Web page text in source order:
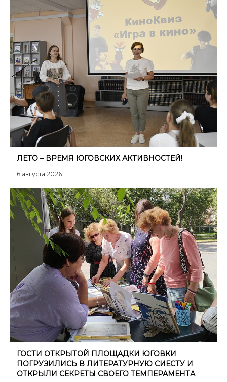
ЛЕТО – ВРЕМЯ ЮГОВСКИХ АКТИВНОСТЕЙ!
6 августа 2026
ГОСТИ ОТКРЫТОЙ ПЛОЩАДКИ ЮГОВКИ
ПОГРУЗИЛИСЬ В ЛИТЕРАТУРНУЮ СИЕСТУ И
ОТКРЫЛИ СЕКРЕТЫ СВОЕГО ТЕМПЕРАМЕНТА